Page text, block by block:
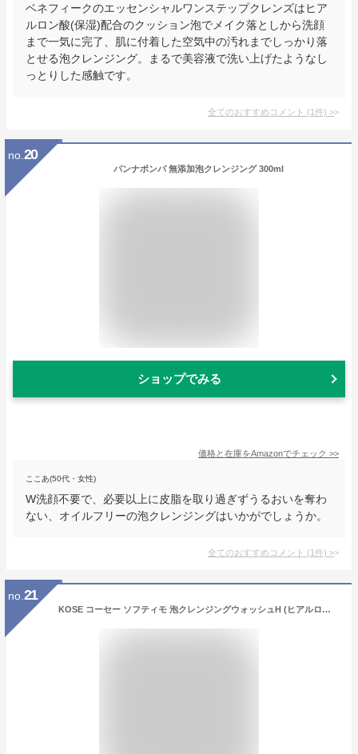
ベネフィークのエッセンシャルワンステップクレンズはヒア
ルロン酸(保湿)配合のクッション泡でメイク落としから洗顔
まで一気に完了、肌に付着した空気中の汚れまでしっかり落
とせる泡クレンジング。まるで美容液で洗い上げたようなし
っとりした感触です。
全てのおすすめコメント (1件) >
no. 20
パンナポンパ 無添加泡クレンジング 300ml
ショップでみる
価格と在庫をAmazonでチェック >>
ここあ(50代・女性)
W洗顔不要で、必要以上に皮脂を取り過ぎずうるおいを奪わ
ない、オイルフリーの泡クレンジングはいかがでしょうか。
全てのおすすめコメント (1件) >
no. 21
KOSE コーセー ソフティモ 泡クレンジングウォッシュH (ヒアルロン酸) 200ml